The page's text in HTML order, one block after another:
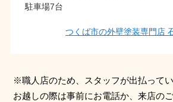
駐車場7台
つくば市の外壁塗装専門店
※職人店のため、スタッフが出払ってい
お越しの際は事前にお電話か、来店の